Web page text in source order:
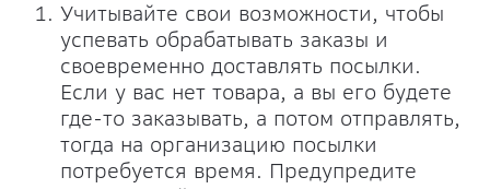
Учитывайте свои возможности, чтобы
успевать обрабатывать заказы и
своевременно доставлять посылки.
Если у вас нет товара, а вы его будете
где-то заказывать, а потом отправлять,
тогда на организацию посылки
потребуется время. Предупредите